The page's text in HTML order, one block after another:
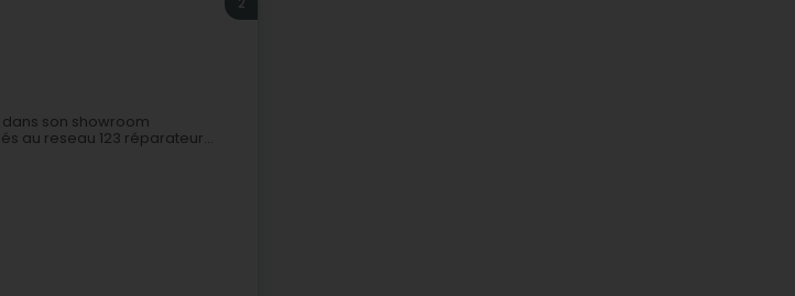
son showroom
au reseau 123 réparateur...